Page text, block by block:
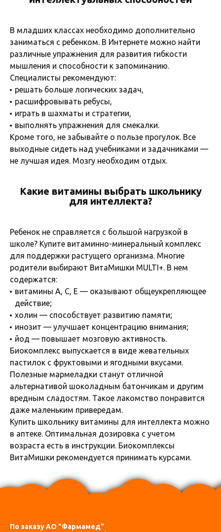
В младших классах необходимо дополнительно
заниматься с ребенком. В Интернете можно найти
различные упражнения для развития гибкости
мышления и способности к запоминанию.
Специалисты рекомендуют:
решать больше логических задач,
расшифровывать ребусы,
играть в шахматы и стратегии,
выполнять упражнения для смекалки.
Кроме того, не забывайте о пользе прогулок. Все
выходные сидеть над учебниками и задачниками —
не лучшая идея. Мозгу необходим отдых.
Какие витамины выбрать школьнику
для интеллекта?
Ребенок не справляется с большой нагрузкой в
школе? Купите витаминно-минеральный комплекс
для поддержки растущего организма. Многие
родители выбирают ВитаМишки MULTI+. В нем
содержатся:
витамины A, C, E — оказывают общеукрепляющее
действие;
холин — способствует развитию памяти;
инозит — улучшает концентрацию внимания;
йод — повышает мозговую активность.
Биокомплекс выпускается в виде жевательных
пастилок с фруктовыми и ягодными вкусами.
Полезные мармеладки станут отличной
альтернативой шоколадным батончикам и другим
вредным сладостям. Такое лакомство понравится
даже маленьким привередам.
Купить школьнику витамины для интеллекта можно
в аптеке. Оптимальная дозировка с учетом
возраста есть в инструкции. Биокомплексы
ВитаМишки рекомендуется принимать курсами.
По заказу АО ”Фармамед”